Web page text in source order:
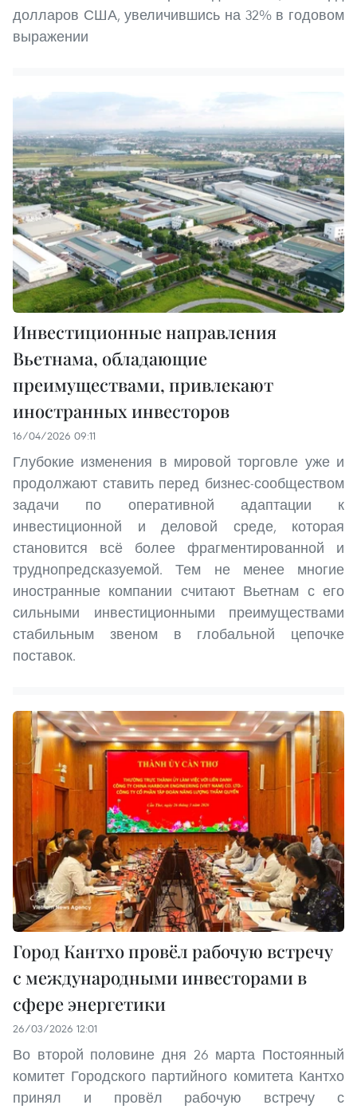
долларов США, увеличившись на 32% в годовом
выражении
Инвестиционные направления
Вьетнама, обладающие
преимуществами, привлекают
иностранных инвесторов
16/04/2026 09:11
Глубокие изменения в мировой торговле уже и
продолжают ставить перед бизнес-сообществом
задачи по оперативной адаптации к
инвестиционной и деловой среде, которая
становится всё более фрагментированной и
труднопредсказуемой. Тем не менее многие
иностранные компании считают Вьетнам с его
сильными инвестиционными преимуществами
стабильным звеном в глобальной цепочке
поставок.
Город Кантхо провёл рабочую встречу
с международными инвесторами в
сфере энергетики
26/03/2026 12:01
Во второй половине дня 26 марта Постоянный
комитет Городского партийного комитета Кантхо
принял и провёл рабочую встречу с